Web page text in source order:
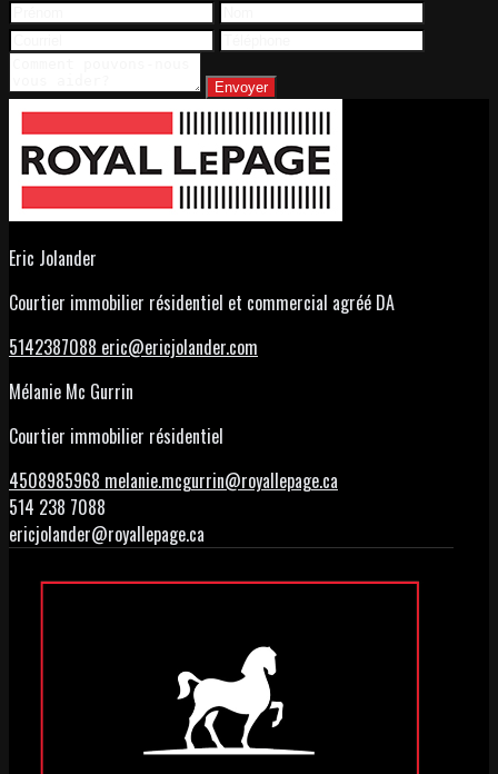
Envoyer
Eric Jolander
Courtier immobilier résidentiel et commercial agréé DA
5142387088 eric@ericjolander.com
Mélanie Mc Gurrin
Courtier immobilier résidentiel
4508985968 melanie.mcgurrin@royallepage.ca
514 238 7088
ericjolander@royallepage.ca